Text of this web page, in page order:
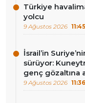
Türkiye
yolcu
9 Ağustos 2026 11:45
İsrail’in
sürüyor:
genç gözaltına
9 Ağustos 2026 11:36